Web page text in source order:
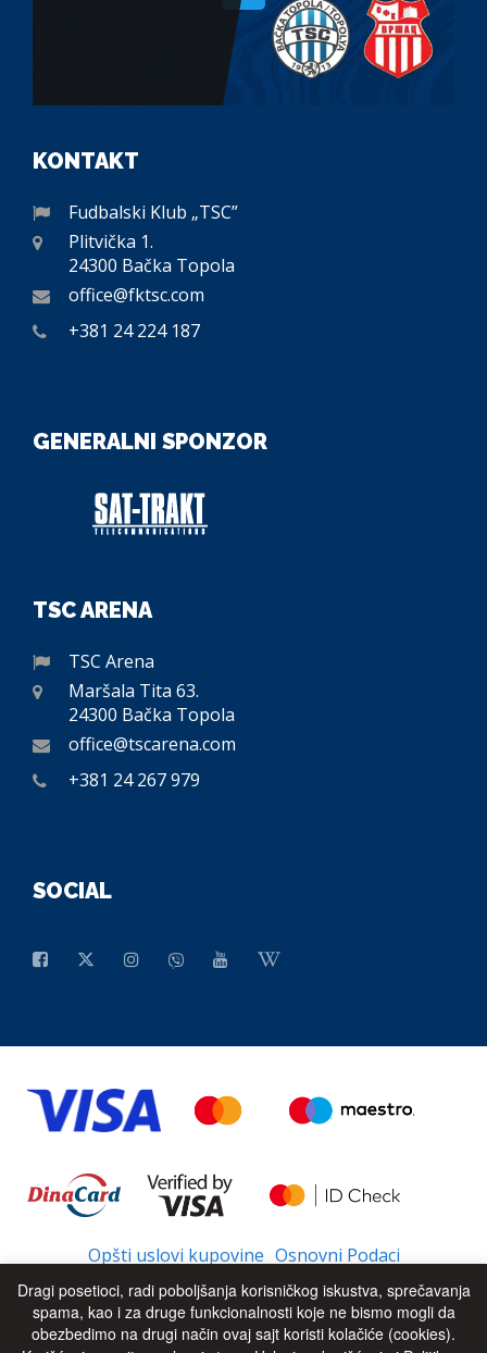
KONTAKT
Fudbalski Klub „TSC”
Plitvička 1.
24300 Bačka Topola
office@fktsc.com
+381 24 224 187
GENERALNI SPONZOR
TSC ARENA
TSC Arena
Maršala Tita 63.
24300 Bačka Topola
office@tscarena.com
+381 24 267 979
SOCIAL
Opšti uslovi kupovine Osnovni Podaci
© 2026 - All Rights Reserved UP
Dragi posetioci, radi poboljšanja korisničkog iskustva, sprečavanja
spama, kao i za druge funkcionalnosti koje ne bismo mogli da
obezbedimo na drugi način ovaj sajt koristi kolačiće (cookies).